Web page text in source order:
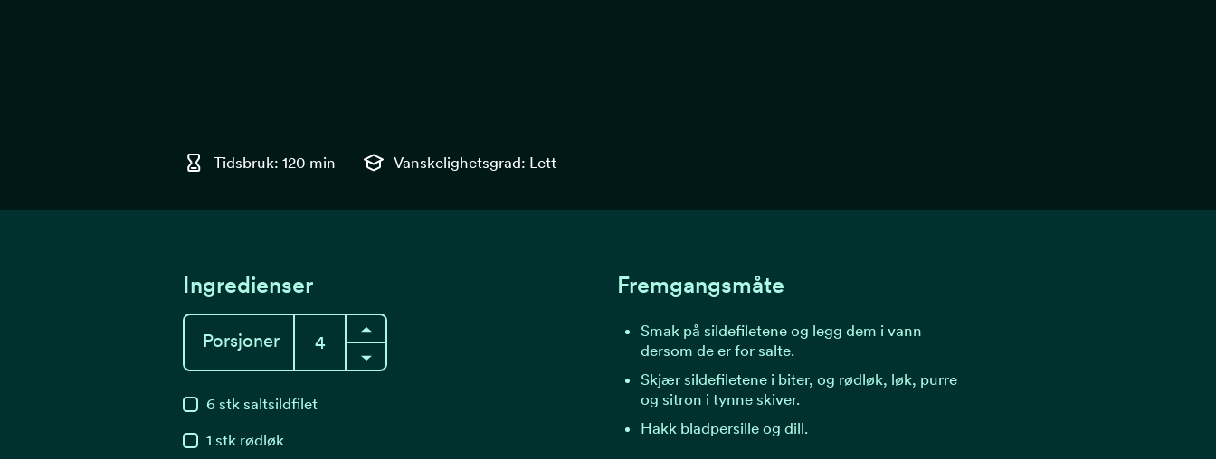
Tidsbruk: 120 min Vanskelighetsgrad: Lett
Ingredienser
Porsjoner
6 stk saltsildfilet
1 stk rødløk
Fremgangsmåte
Smak på sildefiletene og legg dem i vann
dersom de er for salte.
Skjær sildefiletene i biter, og rødløk, løk, purre
og sitron i tynne skiver.
Hakk bladpersille og dill.